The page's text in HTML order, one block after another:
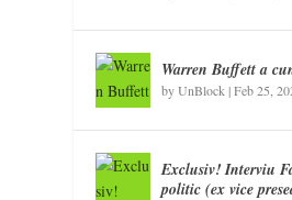
Warren Buffett a
byUnBlock |Feb 25,
Exclusiv! Interviu
politic (ex vice